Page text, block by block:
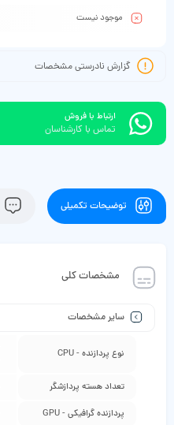
موجود نیست
گزارش نادرستی مشخصات
ارتباط با فروش
تماس با کارشناسان
توضیحات تکمیلی
مشخصات کلی
سایر مشخصات
نوع پردازنده - CPU
تعداد هسته پردازشگر
پردازنده گرافیکی - GPU